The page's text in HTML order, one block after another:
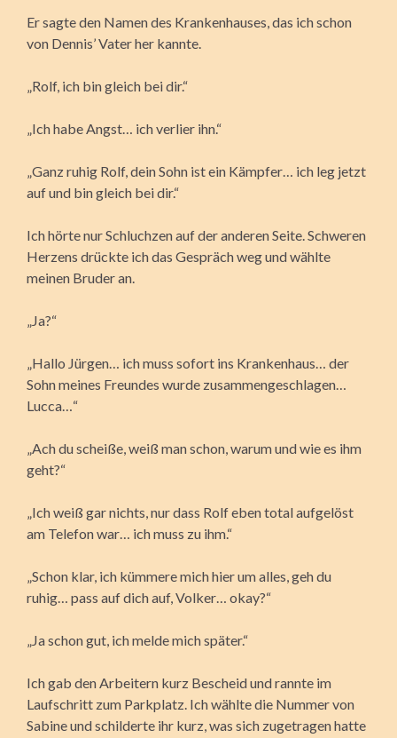
Er sagte den Namen des Krankenhauses, das ich schon
von Dennis’ Vater her kannte.
„Rolf, ich bin gleich bei dir.“
„Ich habe Angst… ich verlier ihn.“
„Ganz ruhig Rolf, dein Sohn ist ein Kämpfer… ich leg jetzt
auf und bin gleich bei dir.“
Ich hörte nur Schluchzen auf der anderen Seite. Schweren
Herzens drückte ich das Gespräch weg und wählte
meinen Bruder an.
„Ja?“
„Hallo Jürgen… ich muss sofort ins Krankenhaus… der
Sohn meines Freundes wurde zusammengeschlagen…
Lucca…“
„Ach du scheiße, weiß man schon, warum und wie es ihm
geht?“
„Ich weiß gar nichts, nur dass Rolf eben total aufgelöst
am Telefon war… ich muss zu ihm.“
„Schon klar, ich kümmere mich hier um alles, geh du
ruhig… pass auf dich auf, Volker… okay?“
„Ja schon gut, ich melde mich später.“
Ich gab den Arbeitern kurz Bescheid und rannte im
Laufschritt zum Parkplatz. Ich wählte die Nummer von
Sabine und schilderte ihr kurz, was sich zugetragen hatte